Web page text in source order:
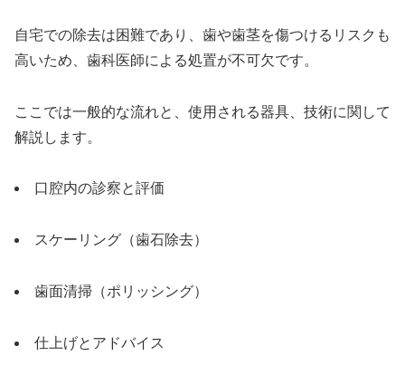
自宅での除去は困難であり、歯や歯茎を傷つけるリスクも
高いため、歯科医師による処置が不可欠です。
ここでは一般的な流れと、使用される器具、技術に関して
解説します。
口腔内の診察と評価
スケーリング（歯石除去）
歯面清掃（ポリッシング）
仕上げとアドバイス